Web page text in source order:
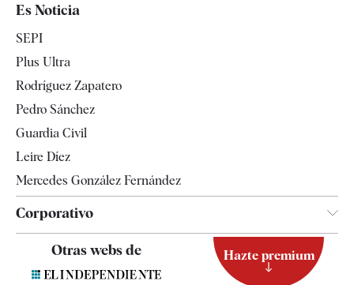
Televisión
Es Noticia
SEPI
Plus Ultra
Rodríguez Zapatero
Pedro Sánchez
Guardia Civil
Leire Díez
Mercedes González Fernández
Corporativo
Otras webs de Hazte premium